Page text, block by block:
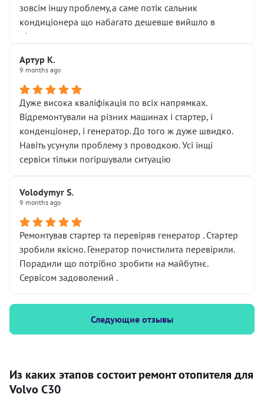
зовсім іншу проблему,а саме потік сальник
кондиціонера що набагато дешевше вийшло в
підсумку.
Артур К.
9 months ago
Дуже висока кваліфікація по всіх напрямках.
Відремонтували на різних машинах і стартер, і
конденціонер, і генератор. До того ж дуже швидко.
Навіть усунули проблему з проводкою. Усі інщі
сервіси тільки погіршували ситуацію
Volodymyr S.
9 months ago
Ремонтував стартер та перевіряв генератор . Стартер
зробили якісно. Генератор почистилита перевірили.
Порадили що потрібно зробити на майбутнє.
Сервісом задоволений .
Следующие отзывы
Из каких этапов состоит ремонт отопителя для
Volvo C30